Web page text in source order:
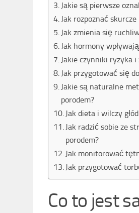
Jakie są pierwsze
Jak rozpoznać
Jak zmienia się
Jak hormony
Jakie czynniki ryzyka
Jak przygotować się
Jakie są naturalne
porodem?
Jak dieta i wilczy
Jak radzić sobie ze
porodem?
Jak monitorować
Jak przygotować
Co to jest